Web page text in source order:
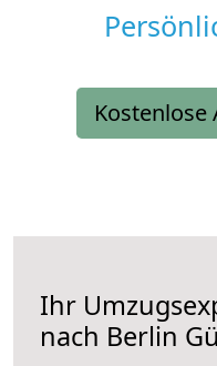
Kostenlose
Ihr
nach Berlin